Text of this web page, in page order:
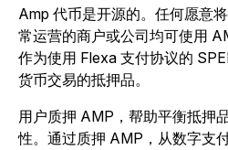
Amp 代币是开源的。任何愿意
常运营的商户或公司均可使用
作为使用 Flexa 支付协议的
货币交易的抵押品。
用户质押 AMP，帮助平衡抵押
性。通过质押 AMP，从数字支